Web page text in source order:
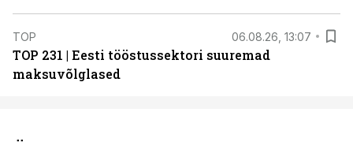
TOP 06.08.26, 13:07
TOP 231 | Eesti tööstussektori suuremad
maksuvõlglased